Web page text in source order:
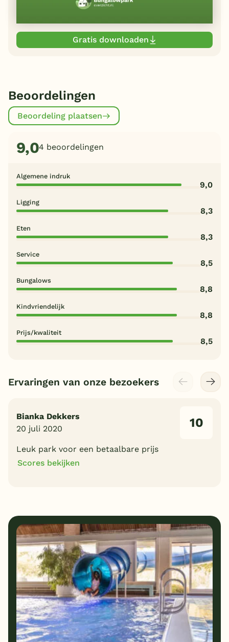
Gratis downloaden
Beoordelingen
Beoordeling plaatsen
9,04 beoordelingen
Algemene indruk
9,0
Ligging
8,3
Eten
8,3
Service
8,5
Bungalows
8,8
Kindvriendelijk
8,8
Prijs/kwaliteit
8,5
Ervaringen van onze bezoekers
Bianka Dekkers
20 juli 2020
10
Leuk park voor een betaalbare prijs
Scores bekijken
10 Bungalows 10 Kindvriendelijk
10 Prijs/kwaliteit